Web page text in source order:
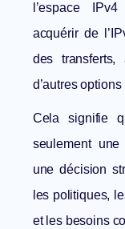
l’espace
acquérir de
des
d’autres
Cela signifie
seulement une
une décision
les politiques,
et les besoins